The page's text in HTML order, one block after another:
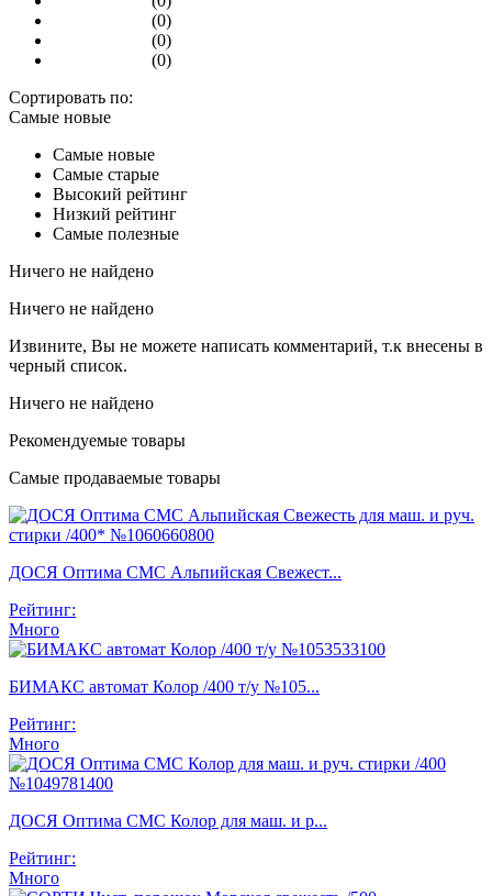
(0)
(0)
(0)
Сортировать по:
Самые новые
Самые новые
Самые старые
Высокий рейтинг
Низкий рейтинг
Самые полезные
Ничего не найдено
Ничего не найдено
Извините, Вы не можете написать комментарий, т.к внесены в
черный список.
Ничего не найдено
Рекомендуемые товары
Самые продаваемые товары
ДОСЯ Оптима СМС Альпийская Свежест...
Рейтинг:
Много
БИМАКС автомат Колор /400 т/у №105...
Рейтинг:
Много
ДОСЯ Оптима СМС Колор для маш. и р...
Рейтинг:
Много